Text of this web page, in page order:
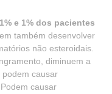
e 1% dos pacientes
também desenvolver
não esteroidais.
diminuem a
causar
causar